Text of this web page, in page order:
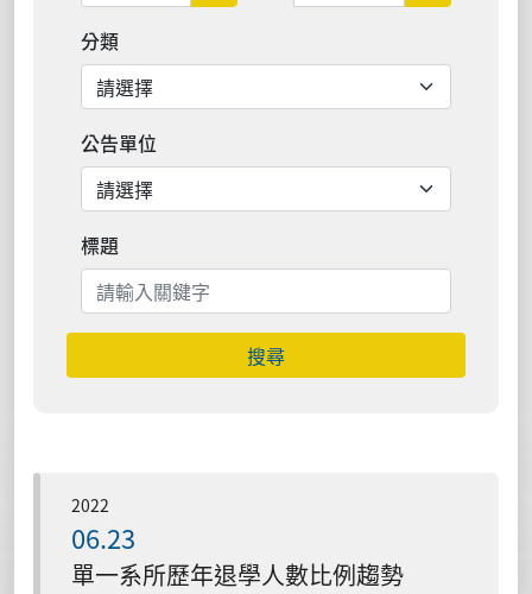
分類
公告單位
標題
搜尋
2022
06.23
單一系所歷年退學人數比例趨勢